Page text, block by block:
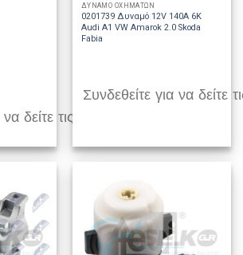
δείτε τις τιμές
ΔΥΝΑΜΟ ΟΧΗΜΑΤΩΝ
0201739 Δυναμό 12V 140A 6K
Audi A1 VW Amarok 2.0 Skoda
Fabia
Συνδεθείτε για να δείτε